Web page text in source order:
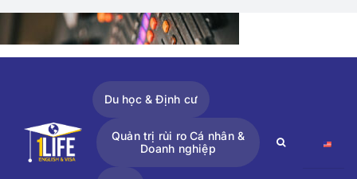
Skip
Du học & Định cư
Quản trị rủi ro Cá nhân &
Doanh nghiệp
Search